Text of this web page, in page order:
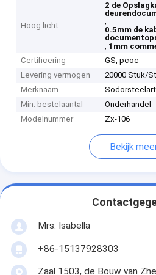
Hoog licht
2 de
,
0.5mm de
, 1mm
Certificering
GS, pcoc
Levering vermogen
20000 Stuk/
Merknaam
Sodorsteelart
Min. bestelaantal
Onderhandel
Modelnummer
Zx-106
Bekijk
Mrs. Isabella
+86-15137928303
Zaal 1503, de Bouw van